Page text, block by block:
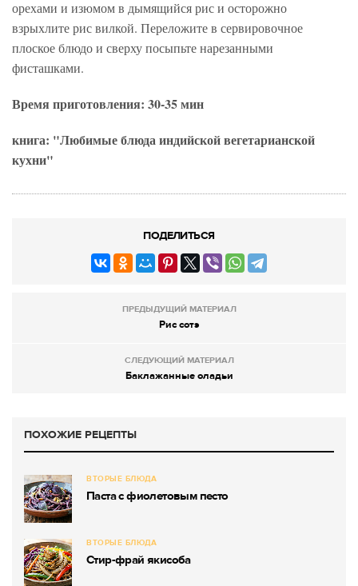
орехами и изюмом в дымящийся рис и осторожно
взрыхлите рис вилкой. Переложите в сервировочное
плоское блюдо и сверху посыпьте нарезанными
фисташками.
Время приготовления: 30-35 мин
книга: "Любимые блюда индийской вегетарианской
кухни"
ПОДЕЛИТЬСЯ
ПРЕДЫДУЩИЙ МАТЕРИАЛ
Рис сотэ
СЛЕДУЮЩИЙ МАТЕРИАЛ
Баклажанные оладьи
ПОХОЖИЕ РЕЦЕПТЫ
ВТОРЫЕ БЛЮДА
Паста с фиолетовым песто
ВТОРЫЕ БЛЮДА
Стир-фрай якисоба